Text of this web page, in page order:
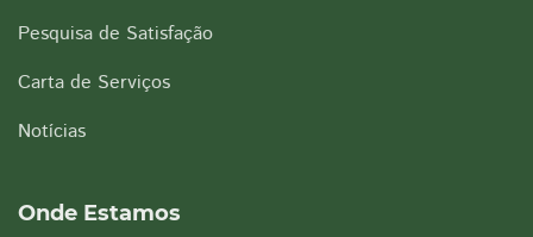
Pesquisa de Satisfação
Carta de Serviços
Notícias
Onde Estamos